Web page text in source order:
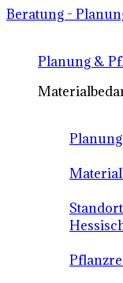
Beratung -
Planung &